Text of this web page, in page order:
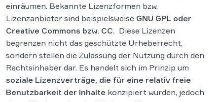
einräumen. Bekannte Lizenzformen bzw.
Lizenzanbieter sind beispielsweise GNU GPL oder
Creative Commons bzw. CC. Diese Lizenzen
begrenzen nicht das geschützte Urheberrecht,
sondern stellen die Zulassung der Nutzung durch den
Rechtsinhaber dar. Es handelt sich im Prinzip um
soziale Lizenzverträge, die für eine relativ freie
Benutzbarkeit der Inhalte konzipiert wurden, jedoch